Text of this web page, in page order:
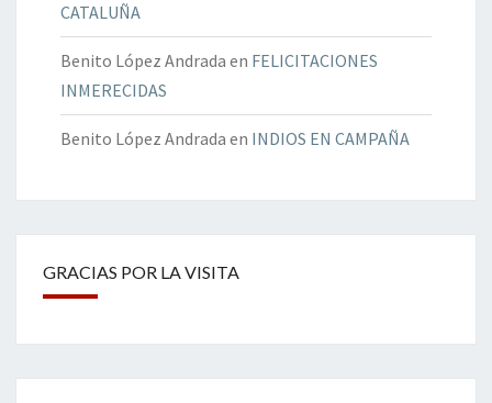
CATALUÑA
Benito López Andrada en FELICITACIONES
INMERECIDAS
Benito López Andrada en INDIOS EN CAMPAÑA
GRACIAS POR LA VISITA